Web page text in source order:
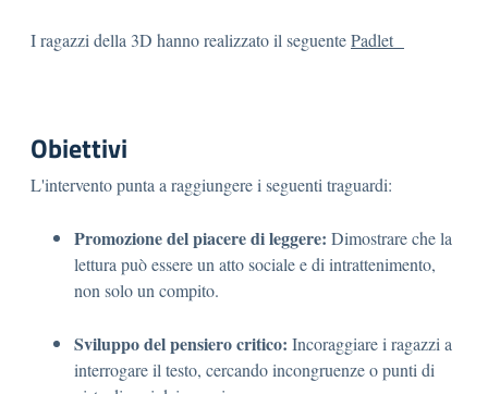
I ragazzi della 3D hanno realizzato il seguentePadlet
Obiettivi
L'intervento punta a raggiungere i seguenti traguardi:
Promozione del piacere di leggere: Dimostrare che la
lettura può essere un atto sociale e di intrattenimento,
non solo un compito.
Sviluppo del pensiero critico: Incoraggiare i ragazzi a
interrogare il testo, cercando incongruenze o punti di